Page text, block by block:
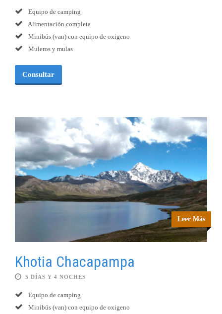
Equipo de camping
Alimentación completa
Minibús (van) con equipo de oxigeno
Muleros y mulas
Consultar
Leer Más
Khotia Chacapampa
5 DÍAS Y 4 NOCHES
Equipo de camping
Minibús (van) con equipo de oxigeno